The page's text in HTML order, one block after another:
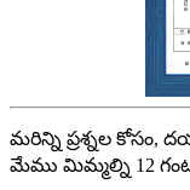
మరిన్ని ప్రశ్నల కోసం,
మేము మిమ్మల్ని 12